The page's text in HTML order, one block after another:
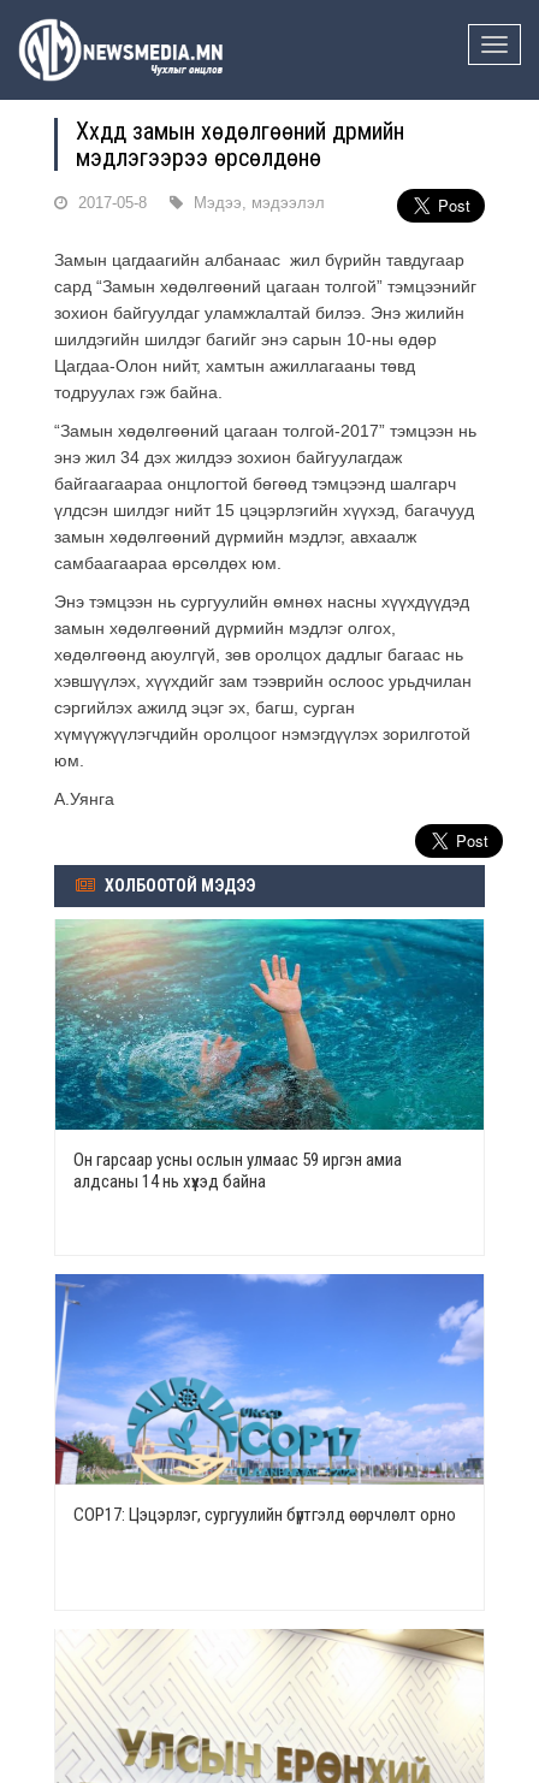
Toggle
Хүүхдүүд замын хөдөлгөөний дүрмийн
мэдлэгээрээ өрсөлдөнө
2017-05-8 Мэдээ, мэдээлэл
Замын цагдаагийн албанаас жил бүрийн тавдугаар
сард “Замын хөдөлгөөний цагаан толгой” тэмцээнийг
зохион байгуулдаг уламжлалтай билээ. Энэ жилийн
шилдэгийн шилдэг багийг энэ сарын 10-ны өдөр
Цагдаа-Олон нийт, хамтын ажиллагааны төвд
тодруулах гэж байна.
“Замын хөдөлгөөний цагаан толгой-2017” тэмцээн нь
энэ жил 34 дэх жилдээ зохион байгуулагдаж
байгаагаараа онцлогтой бөгөөд тэмцээнд шалгарч
үлдсэн шилдэг нийт 15 цэцэрлэгийн хүүхэд, багачууд
замын хөдөлгөөний дүрмийн мэдлэг, авхаалж
самбаагаараа өрсөлдөх юм.
Энэ тэмцээн нь сургуулийн өмнөх насны хүүхдүүдэд
замын хөдөлгөөний дүрмийн мэдлэг олгох,
хөдөлгөөнд аюулгүй, зөв оролцох дадлыг багаас нь
хэвшүүлэх, хүүхдийг зам тээврийн ослоос урьдчилан
сэргийлэх ажилд эцэг эх, багш, сурган
хүмүүжүүлэгчдийн оролцоог нэмэгдүүлэх зорилготой
юм.
А.Уянга
ХОЛБООТОЙ МЭДЭЭ
Он гарсаар усны ослын улмаас 59 иргэн амиа
алдсаны 14 нь хүүхэд байна
СОР17: Цэцэрлэг, сургуулийн бүртгэлд өөрчлөлт орно